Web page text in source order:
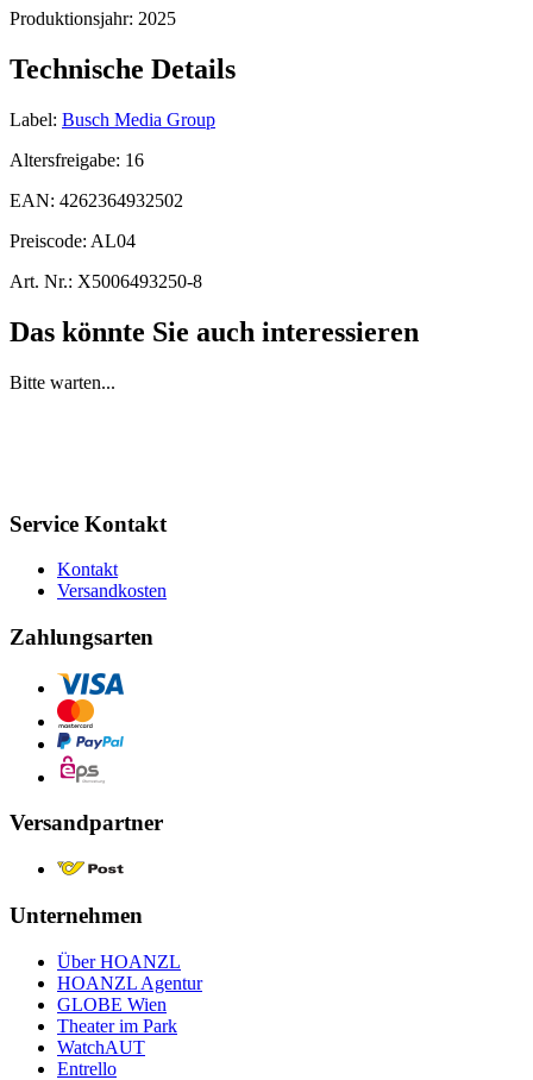
Produktionsjahr: 2025
Technische Details
Label: Busch Media Group
Altersfreigabe: 16
EAN: 4262364932502
Preiscode: AL04
Art. Nr.: X5006493250-8
Das könnte Sie auch interessieren
Bitte warten...
Service Kontakt
Kontakt
Versandkosten
Zahlungsarten
Versandpartner
Unternehmen
Über HOANZL
HOANZL Agentur
GLOBE Wien
Theater im Park
WatchAUT
Entrello